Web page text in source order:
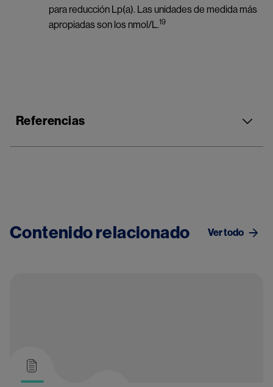
para reducción Lp(a). Las unidades de medida más
apropiadas son los nmol/L.19
Referencias
Contenido relacionado Ver todo